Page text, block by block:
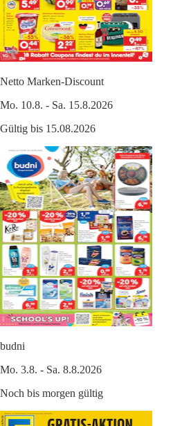
Netto Marken-Discount
Mo. 10.8. - Sa. 15.8.2026
Gültig bis 15.08.2026
budni
Mo. 3.8. - Sa. 8.8.2026
Noch bis morgen gültig